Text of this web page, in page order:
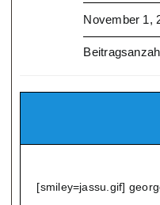
November 1,
[smiley=jassu.gif]